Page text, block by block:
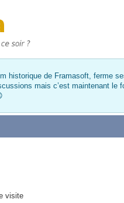
historique de Framasoft, ferme
mais c’est maintenant le
visite